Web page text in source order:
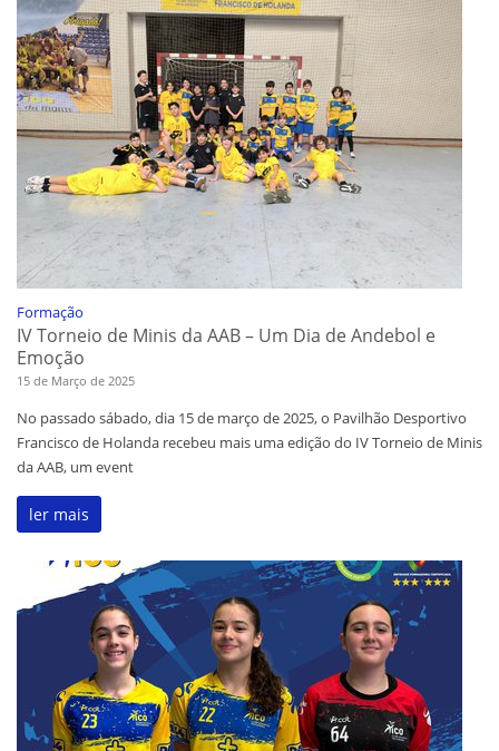
Formação
IV Torneio de Minis da AAB – Um Dia de Andebol e
Emoção
15 de Março de 2025
No passado sábado, dia 15 de março de 2025, o Pavilhão Desportivo
Francisco de Holanda recebeu mais uma edição do IV Torneio de Minis
da AAB, um event
ler mais